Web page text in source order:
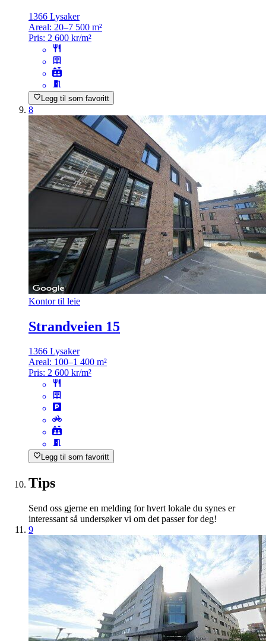
1366 Lysaker
Areal: 20–7 500 m²
Pris: 2 600 kr/m²
Legg til som favoritt
8
Kontor til leie
Strandveien 15
1366 Lysaker
Areal: 100–1 400 m²
Pris: 2 600 kr/m²
Legg til som favoritt
Tips
Send oss gjerne en melding for hvert lokale du synes er
interessant så undersøker vi om det passer for deg!
9